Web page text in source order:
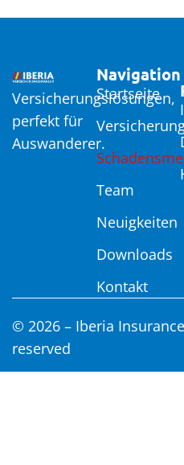
Versicherungslösungen,
perfekt für
Auswanderer.
Navigation
Startseite
Team
Neuigkeiten
Downloads
Kontakt
© 2026 – Iberia
reserved